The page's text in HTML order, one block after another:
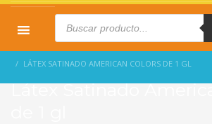
Products
search
LÁTEX SATINADO AMERICAN COLORS DE 1 GL
Látex Satinado